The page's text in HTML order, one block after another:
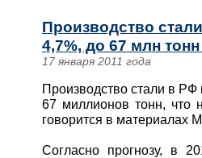
Производство
4,7%, до 67 млн
17 января 2011 года
Производство стали в РФ
67 миллионов тонн, что
говорится в материалах
Согласно прогнозу, в